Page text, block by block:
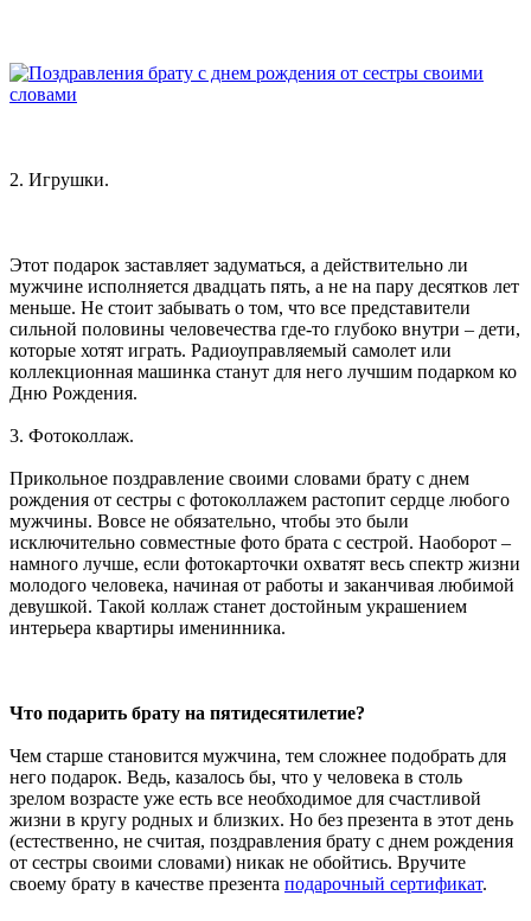
2. Игрушки.
Этот подарок заставляет задуматься, а действительно ли
мужчине исполняется двадцать пять, а не на пару десятков лет
меньше. Не стоит забывать о том, что все представители
сильной половины человечества где-то глубоко внутри – дети,
которые хотят играть. Радиоуправляемый самолет или
коллекционная машинка станут для него лучшим подарком ко
Дню Рождения.
3. Фотоколлаж.
Прикольное поздравление своими словами брату с днем
рождения от сестры с фотоколлажем растопит сердце любого
мужчины. Вовсе не обязательно, чтобы это были
исключительно совместные фото брата с сестрой. Наоборот –
намного лучше, если фотокарточки охватят весь спектр жизни
молодого человека, начиная от работы и заканчивая любимой
девушкой. Такой коллаж станет достойным украшением
интерьера квартиры именинника.
Что подарить брату на пятидесятилетие?
Чем старше становится мужчина, тем сложнее подобрать для
него подарок. Ведь, казалось бы, что у человека в столь
зрелом возрасте уже есть все необходимое для счастливой
жизни в кругу родных и близких. Но без презента в этот день
(естественно, не считая, поздравления брату с днем рождения
от сестры своими словами) никак не обойтись. Вручите
своему брату в качестве презента подарочный сертификат.